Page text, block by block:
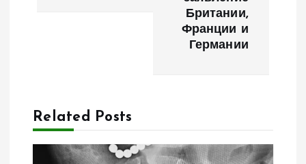
я
п
Британии,
Франции и
Германии
Related Posts